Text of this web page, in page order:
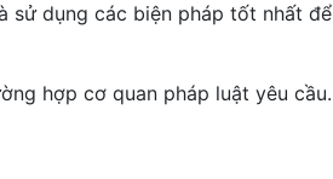
sử dụng các biện pháp tốt nhất để
hợp cơ quan pháp luật yêu cầu.